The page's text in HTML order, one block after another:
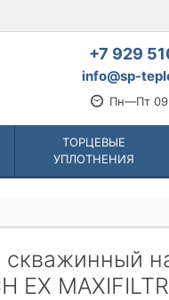
+7 929
info@sp-
Пн—Пт
ТОРЦЕВЫЕ
УПЛОТНЕНИЯ
EX